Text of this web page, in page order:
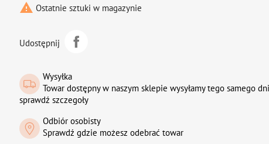
 Ostatnie sztuki w magazynie
Udostępnij
Wysyłka
Towar dostępny w naszym sklepie wysyłamy tego samego
sprawdź szczegoły
Odbiór osobisty
Sprawdź gdzie możesz odebrać towar